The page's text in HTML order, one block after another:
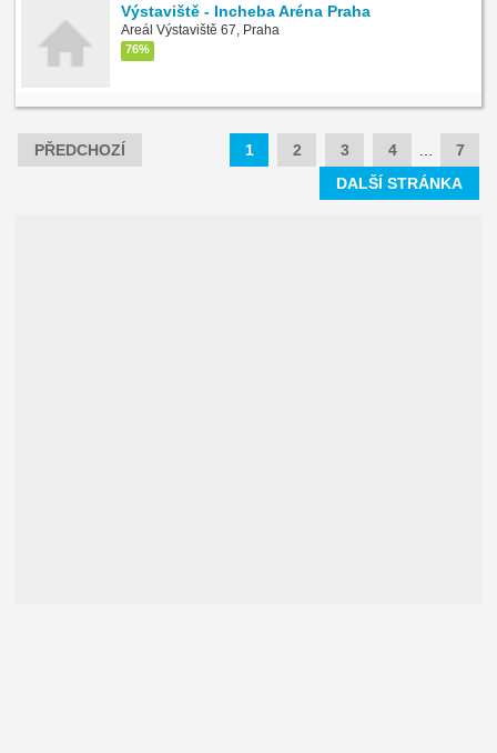
Výstaviště - Incheba Aréna Praha
Areál Výstaviště 67, Praha
76%
PŘEDCHOZÍ 1 2 3 4
7
DALŠÍ STRÁNKA